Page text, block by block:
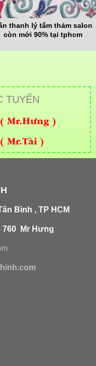
thanh lý tấm thảm salon
còn mới 90% tại tphcm
TUYẾN
Mr.Hưng )
Mr.Tài )
Bình , TP HCM
760 Mr Hưng
m